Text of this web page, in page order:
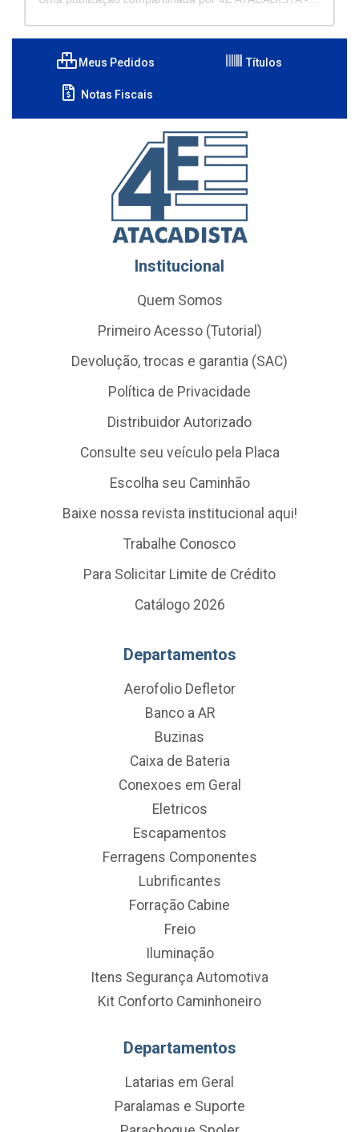
Meus Pedidos Títulos
Notas Fiscais
Institucional
Quem Somos
Primeiro Acesso (Tutorial)
Devolução, trocas e garantia (SAC)
Política de Privacidade
Distribuidor Autorizado
Consulte seu veículo pela Placa
Escolha seu Caminhão
Baixe nossa revista institucional aqui!
Trabalhe Conosco
Para Solicitar Limite de Crédito
Catálogo 2026
Departamentos
Aerofolio Defletor
Banco a AR
Buzinas
Caixa de Bateria
Conexoes em Geral
Eletricos
Escapamentos
Ferragens Componentes
Lubrificantes
Forração Cabine
Freio
Iluminação
Itens Segurança Automotiva
Kit Conforto Caminhoneiro
Departamentos
Latarias em Geral
Paralamas e Suporte